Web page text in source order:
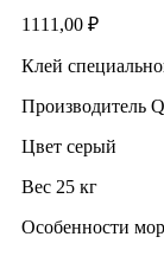
1111,00 ₽
Клей
Производитель
Цвет серый
Вес 25 кг
Особенности